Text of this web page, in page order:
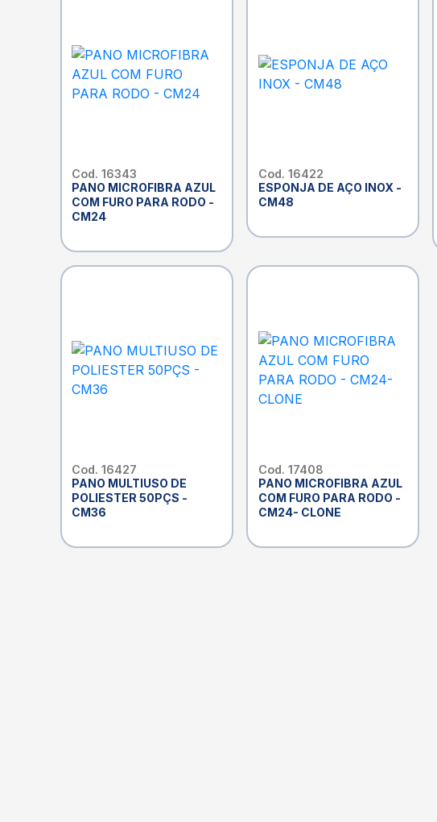
Cod. 16343
PANO MICROFIBRA AZUL
COM FURO PARA RODO -
CM24
Cod. 16422
ESPONJA DE AÇO INOX -
CM48
Cod. 16427
PANO MULTIUSO DE
POLIESTER 50PÇS -
CM36
Cod. 17408
PANO MICROFIBRA AZUL
COM FURO PARA RODO -
CM24- CLONE